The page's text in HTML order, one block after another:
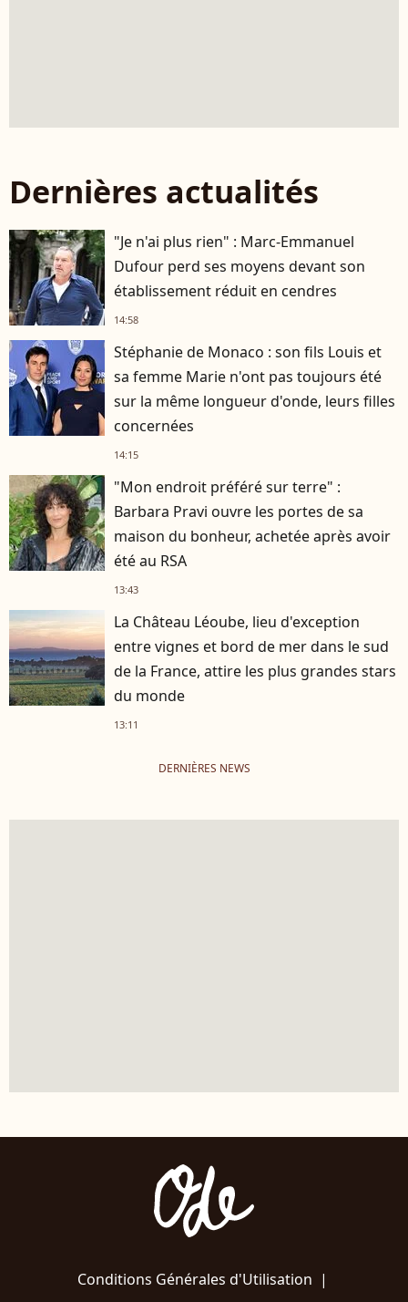
Dernières actualités
"Je n'ai plus rien" : Marc-Emmanuel
Dufour perd ses moyens devant son
établissement réduit en cendres
14:58
Stéphanie de Monaco : son fils Louis et
sa femme Marie n'ont pas toujours été
sur la même longueur d'onde, leurs filles
concernées
14:15
"Mon endroit préféré sur terre" :
Barbara Pravi ouvre les portes de sa
maison du bonheur, achetée après avoir
été au RSA
13:43
La Château Léoube, lieu d'exception
entre vignes et bord de mer dans le sud
de la France, attire les plus grandes stars
du monde
13:11
DERNIÈRES NEWS
Conditions Générales d'Utilisation |